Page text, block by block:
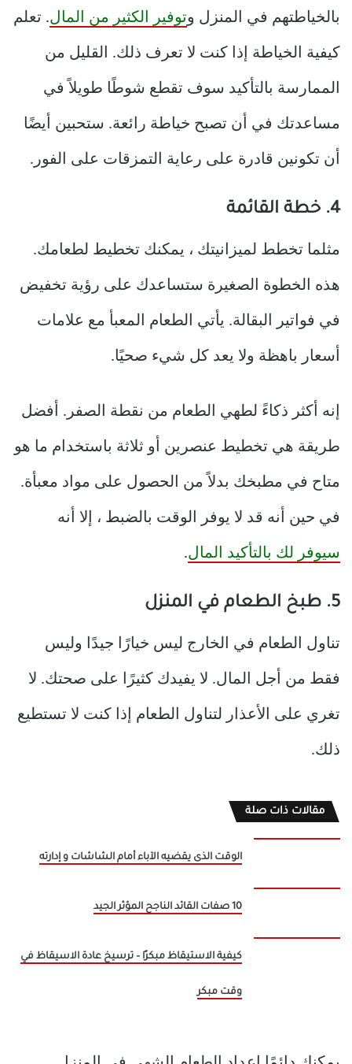
بالخياطتهم في المنزل وتوفير الكثير من المال. تعلم
كيفية الخياطة إذا كنت لا تعرف ذلك. القليل من
الممارسة بالتأكيد سوف تقطع شوطًا طويلاً في
مساعدتك في أن تصبح خياطة رائعة. ستحبين أيضًا
أن تكونين قادرة على رعاية التمزقات على الفور.
4. خطة القائمة
مثلما تخطط لميزانيتك ، يمكنك تخطيط لطعامك.
هذه الخطوة الصغيرة ستساعدك على رؤية تخفيض
في فواتير البقالة. يأتي الطعام المعبأ مع علامات
أسعار باهظة ولا يعد كل شيء صحيًا.
إنه أكثر ذكاءً لطهي الطعام من نقطة الصفر. أفضل
طريقة هي تخطيط عنصرين أو ثلاثة باستخدام ما هو
متاح في مطبخك بدلاً من الحصول على مواد معبأة.
في حين أنه قد لا يوفر الوقت بالضبط ، إلا أنه
سيوفر لك بالتأكيد المال.
5. طبخ الطعام في المنزل
تناول الطعام في الخارج ليس خيارًا جيدًا وليس
فقط من أجل المال. لا يفيدك كثيرًا على صحتك. لا
تغري على الأعذار لتناول الطعام إذا كنت لا تستطيع
ذلك.
مقالات ذات صلة
الوقت الذى يقضيه الآباء أمام الشاشات و إدارته
10 صفات القائد الناجح المؤثر الجيد
كيفية الاستيقاظ مبكرًا – ترسيخ عادة الاسيقاظ في
وقت مبكر